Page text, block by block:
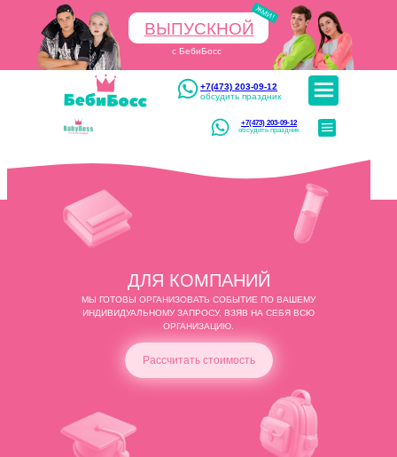
ВЫПУСКНОЙ
с БебиБосс
ЖМИ!
+7(473) 203-09-12
+7(473) 203-09-12
обсудить праздник
+7(473) 203-09-12
обсудить праздник
ДЛЯ КОМПАНИЙ
МЫ ГОТОВЫ ОРГАНИЗОВАТЬ СОБЫТИЕ ПО ВАШЕМУ
ИНДИВИДУАЛЬНОМУ ЗАПРОСУ, ВЗЯВ НА СЕБЯ ВСЮ
ОРГАНИЗАЦИЮ.
Рассчитать стоимость